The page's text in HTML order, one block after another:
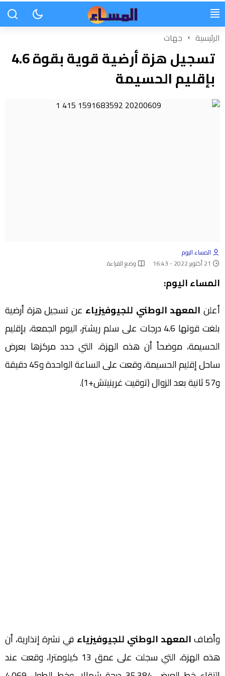
الرئيسية جهات
تسجيل هزة أرضية قوية بقوة 4.6
بإقليم الحسيمة
المساء اليوم
21 أكتوبر 2022 - 16:43
وضع القراءة
المساء اليوم:
أعلن المعهد الوطني للجيوفيزياء عن تسجيل هزة أرضية
بلغت قوتها 4.6 درجات على سلم ريشتر، اليوم الجمعة، بإقليم
الحسيمة، موضحاً أن هذه الهزة، التي حدد مركزها بعرض
ساحل إقليم الحسيمة، وقعت على الساعة الواحدة و45 دقيقة
و57 ثانية بعد الزوال (توقيت غرينيتش+1).
وأضافالمعهد الوطني للجيوفيزياء في نشرة إنذارية، أن
هذه الهزة، التي سجلت على عمق 13 كيلومترا، وقعت عند